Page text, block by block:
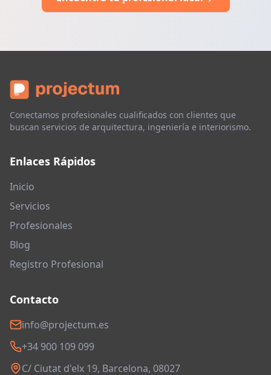
Conectamos profesionales cualificados con clientes que
buscan servicios de arquitectura, ingeniería e interiorismo.
Enlaces Rápidos
Inicio
Servicios
Profesionales
Blog
Registro Profesional
Contacto
info@projectum.es
+34 900 109 099
C/ Ciutat d'elx 19, Barcelona, 08027